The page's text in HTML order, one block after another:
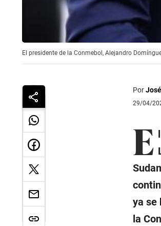
El presidente de la Conmebol, Alejandro
Por
29/04/
E
ya se
la